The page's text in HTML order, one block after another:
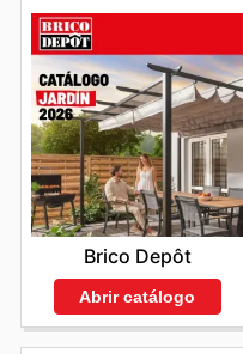
Brico Depôt
Abrir catálogo